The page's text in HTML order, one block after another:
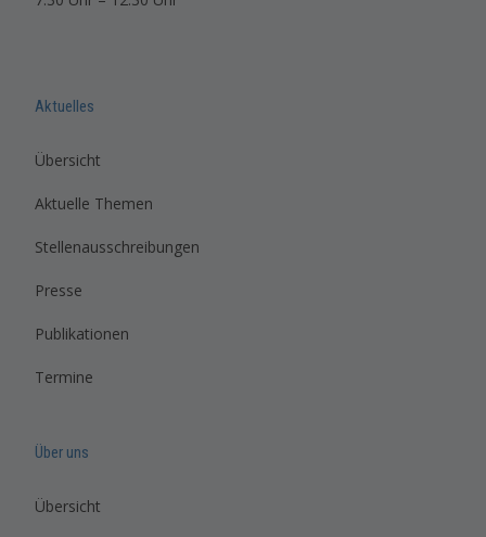
Aktuelles
Übersicht
Aktuelle Themen
Stellenausschreibungen
Presse
Publikationen
Termine
Über uns
Übersicht